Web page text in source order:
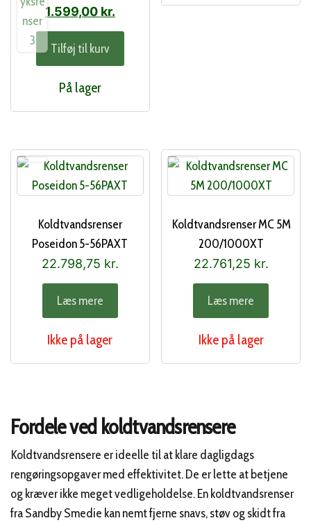
oprindelige
pris
1.750,00 kr..
1.599,00 kr.Den
aktuelle
er:
Tilføj til kurv
På lager
Koldtvandsrenser
Poseidon 5-56PAXT
22.798,75 kr.
Læs mere
Ikke på lager
Koldtvandsrenser MC 5M
200/1000XT
22.761,25 kr.
Læs mere
Ikke på lager
Fordele ved koldtvandsrensere
Koldtvandsrensere er ideelle til at klare dagligdags
rengøringsopgaver med effektivitet. De er lette at betjene
og kræver ikke meget vedligeholdelse. En koldtvandsrenser
fra Sandby Smedie kan nemt fjerne snavs, støv og skidt fra